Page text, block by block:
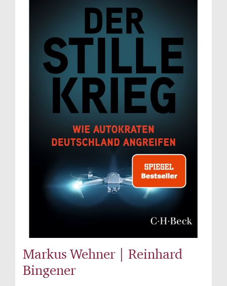
Markus Wehner | Reinhard
Bingener